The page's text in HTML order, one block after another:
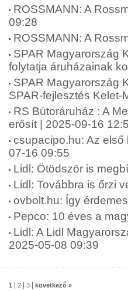
ROSSMANN: A
09:28
ROSSMANN: A
SPAR Magyarország
folytatja áruházainak
SPAR Magyarország
SPAR-fejlesztés
RS Bútoráruház : A
erősít | 2025-09-16
csupacipo.hu: Az
07-16 09:55
Lidl: Ötödször is
Lidl: Továbbra is őrzi
ovbolt.hu: Így
Pepco: 10 éves a
Lidl: A Lidl
2025-05-08 09:39
1 2 3 következő »